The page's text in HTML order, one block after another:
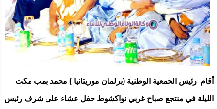
أقام رئيس الجمعية الوطنية (برلمان موريتانيا ) محمد بمب مكت
الليلة في منتجع صباح غربي نواكشوط حفل عشاء على شرف رئيس